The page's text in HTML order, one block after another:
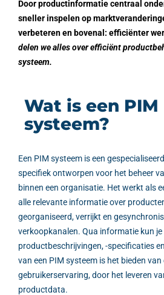
Door productinformatie centraal
sneller inspelen op
verbeteren en bovenal: efficiënter
delen we alles over efficiënt
systeem.
Wat is een PIM
systeem?
Een PIM systeem is een
specifiek ontworpen voor het beheer
binnen een organisatie. Het werkt als
alle relevante informatie over
georganiseerd, verrijkt en
verkoopkanalen. Qua informatie kun je
productbeschrijvingen, -specificaties
van een PIM systeem is het bieden
gebruikerservaring, door het leveren
productdata.